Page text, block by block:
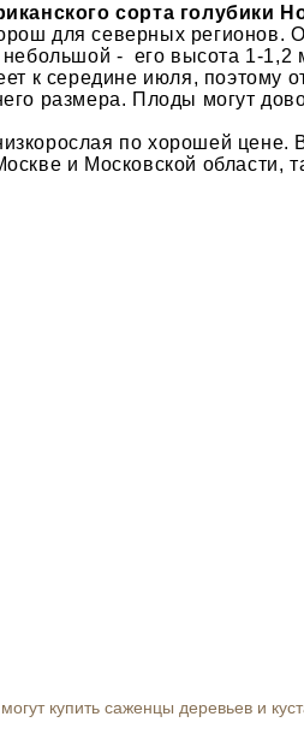
сорта голубики
для северных регионов.
- его высота 1-1,2
к середине июля, поэтому
размера. Плоды могут
по хорошей цене.
и Московской области,
купить саженцы деревьев и